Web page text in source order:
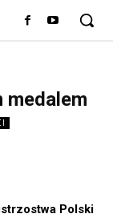
medalem
Polski